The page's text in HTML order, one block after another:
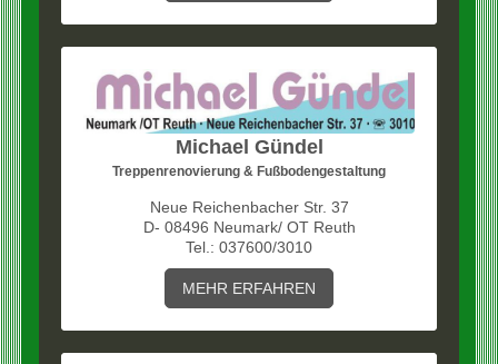
Michael Gündel
Treppenrenovierung & Fußbodengestaltung
Neue Reichenbacher Str. 37
D- 08496 Neumark/ OT Reuth
Tel.: 037600/3010
MEHR ERFAHREN